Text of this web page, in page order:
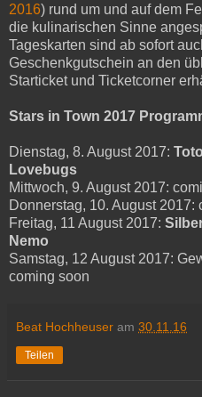
2016) rund um und auf dem
die kulinarischen Sinne
Tageskarten sind ab sofort
Geschenkgutschein an den
Starticket und Ticketcorner
Stars in Town 2017
Dienstag, 8. August 2017: Toto
Lovebugs
Mittwoch, 9. August 2017:
Donnerstag, 10. August 2017:
Freitag, 11 August 2017:
Nemo
Samstag, 12 August 2017:
coming soon
Beat Hochheuser am 30.11.16
Teilen